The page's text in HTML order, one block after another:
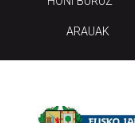
ARAUAK